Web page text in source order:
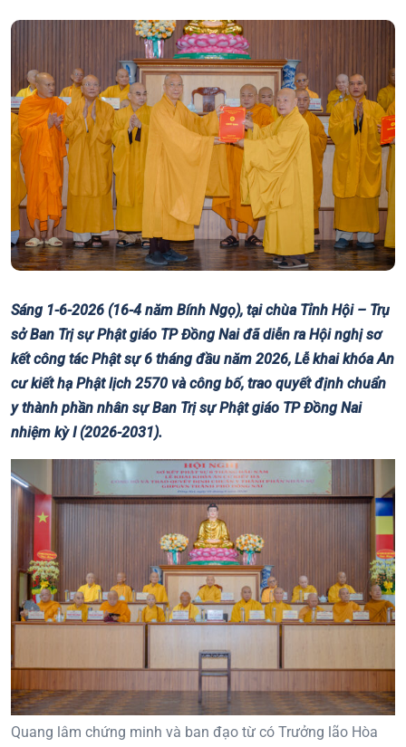
Sáng 1-6-2026 (16-4 năm Bính Ngọ), tại chùa Tỉnh Hội – Trụ
sở Ban Trị sự Phật giáo TP Đồng Nai đã diễn ra Hội nghị sơ
kết công tác Phật sự 6 tháng đầu năm 2026, Lễ khai khóa An
cư kiết hạ Phật lịch 2570 và công bố, trao quyết định chuẩn
y thành phần nhân sự Ban Trị sự Phật giáo TP Đồng Nai
nhiệm kỳ I (2026-2031).
Quang lâm chứng minh và ban đạo từ có Trưởng lão Hòa